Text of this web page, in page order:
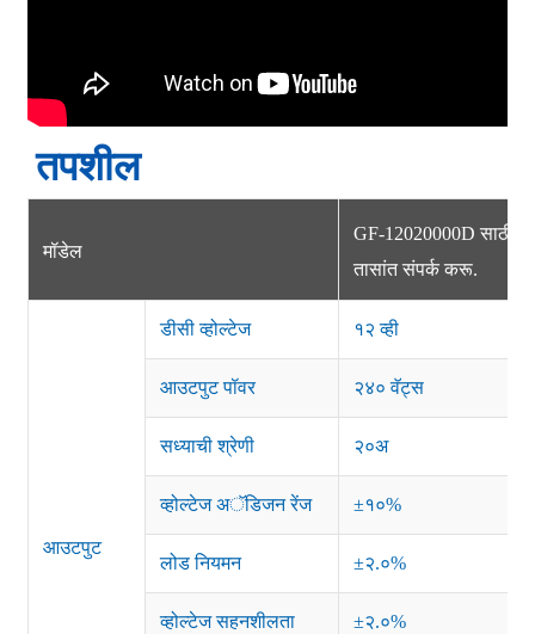
तपशील
मॉडेल
GF-12020000D साठी
तासांत संपर्क करू.
आउटपुट
डीसी व्होल्टेज १२ व्ही
आउटपुट पॉवर २४० वॅट्स
सध्याची श्रेणी २०अ
व्होल्टेज अॅडिजन रेंज ±१०%
लोड नियमन ±२.०%
व्होल्टेज सहनशीलता ±२.०%